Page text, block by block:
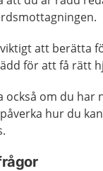
att berätta
för att få rätt
också om du har
hur du